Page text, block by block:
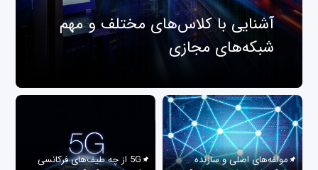
آشنایی با کلاس‌های مختلف و مهم
شبکه‌های مجازی
مولفه‌های اصلی و سازنده
5G از چه طیف‌های فرکانسی